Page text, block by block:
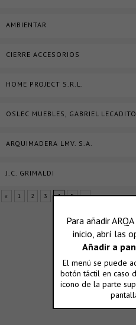
AMBIENTAR
CIERRE ACCESORIOS
HOME PROJECT S.R.L.
OSLEC MUEBLES, GABRIEL LECADITO
ARQUIMADERA LMV. S.A.
J.C. GRIMALDI
« 1 2 3 4 5 »